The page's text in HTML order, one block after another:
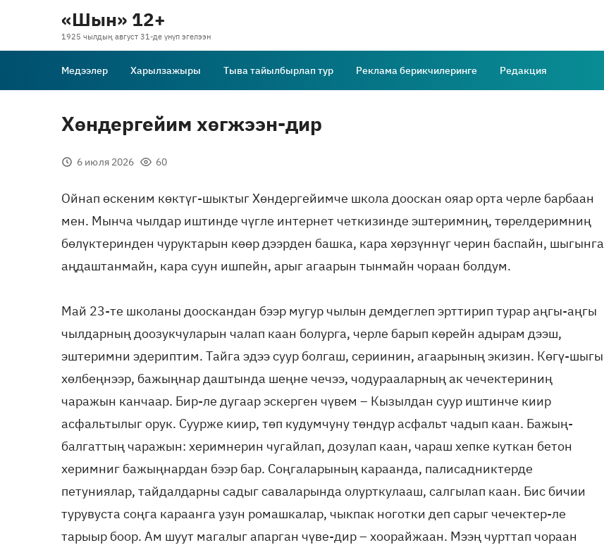
«Шын» 12+
1925 чылдың август 31-де үнүп эгелээн
Медээлер Харылзажыры Тыва тайылбырлап тур Реклама берикчилеринге Редакция
Хөндергейим хөгжээн-дир
6 июля 2026 60
Ойнап өскеним көктүг-шыктыг Хөндергейимче школа дооскан ояар орта черле барбаан
мен. Мынча чылдар иштинде чүгле интернет четкизинде эштеримниң, төрелдеримниң
бөлүктеринден чуруктарын көөр дээрден башка, кара хөрзүннүг черин баспайн, шыгынга
аңдаштанмайн, кара суун ишпейн, арыг агаарын тынмайн чораан болдум.
Май 23-те школаны дооскандан бээр мугур чылын демдеглеп эрттирип турар аңгы-аңгы
чылдарның доозукчуларын чалап каан болурга, черле барып көрейн адырам дээш,
эштеримни эдериптим. Тайга эдээ суур болгаш, сериинин, агаарының экизин. Көгү-шыгы
хөлбеңнээр, бажыңнар даштында шеңне чечээ, чодурааларның ак чечектериниң
чаражын канчаар. Бир-ле дугаар эскерген чүвем – Кызылдан суур иштинче киир
асфальтылыг орук. Суурже киир, төп кудумчуну төндүр асфальт чадып каан. Бажың-
балгаттың чаражын: херимнерин чугайлап, дозулап каан, чараш хепке куткан бетон
херимниг бажыңнардан бээр бар. Соңгаларының караанда, палисадниктерде
петуниялар, тайдалдарны садыг саваларында олурткулааш, салгылап каан. Бис бичии
турувуста соңга караанга узун ромашкалар, чыкпак ноготки деп сарыг чечектер-ле
тарыыр боор. Ам шуут магалыг апарган чүве-дир – хоорайжаан. Мээң чурттап чораан